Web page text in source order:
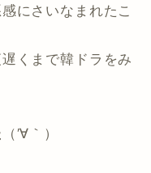
にさいなまれたこ
くまで韓ドラをみ
（′∀｀）